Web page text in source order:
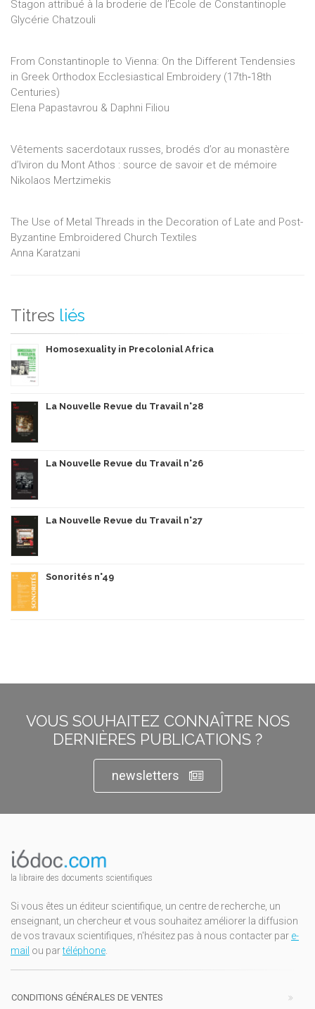
Stagon attribué à la broderie de l’École de Constantinople
Glycérie Chatzouli
From Constantinople to Vienna: On the Different Tendensies
in Greek Orthodox Ecclesiastical Embroidery (17th‑18th
Centuries)
Elena Papastavrou & Daphni Filiou
Vêtements sacerdotaux russes, brodés d’or au monastère
d’Iviron du Mont Athos : source de savoir et de mémoire
Nikolaos Mertzimekis
The Use of Metal Threads in the Decoration of Late and Post-
Byzantine Embroidered Church Textiles
Anna Karatzani
Titres liés
Homosexuality in Precolonial Africa
La Nouvelle Revue du Travail n°28
La Nouvelle Revue du Travail n°26
La Nouvelle Revue du Travail n°27
Sonorités n°49
VOUS SOUHAITEZ CONNAÎTRE NOS
DERNIÈRES PUBLICATIONS ?
newsletters
la libraire des documents scientifiques
Si vous êtes un éditeur scientifique, un centre de recherche, un
enseignant, un chercheur et vous souhaitez améliorer la diffusion
de vos travaux scientifiques, n'hésitez pas à nous contacter par e-
mail ou partéléphone
CONDITIONS GÉNÉRALES DE VENTES